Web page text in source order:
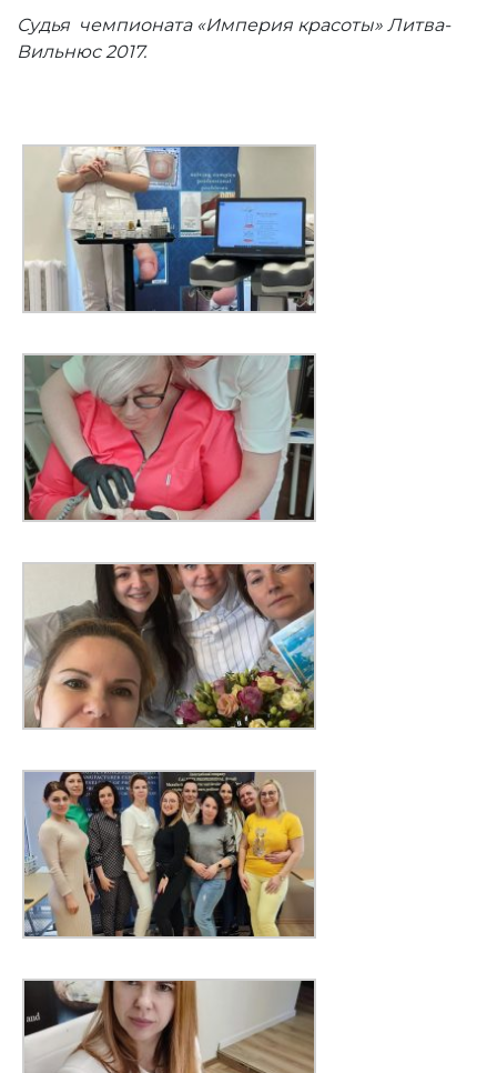
Судья чемпионата «Империя красоты» Литва-
Вильнюс 2017.